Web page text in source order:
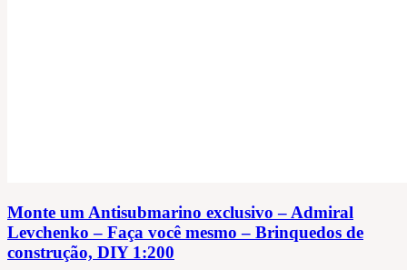
Monte um Antisubmarino exclusivo – Admiral
Levchenko – Faça você mesmo – Brinquedos de
construção, DIY 1:200